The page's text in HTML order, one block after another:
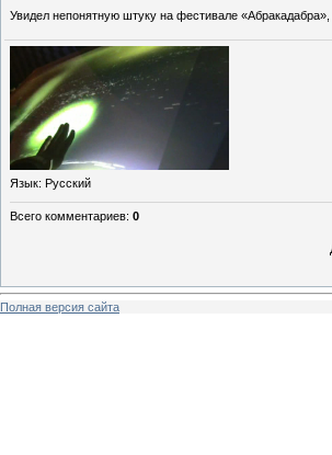
Увидел непонятную штуку на фестивале
Язык: Русский
Всего комментариев: 0
Полная версия сайта